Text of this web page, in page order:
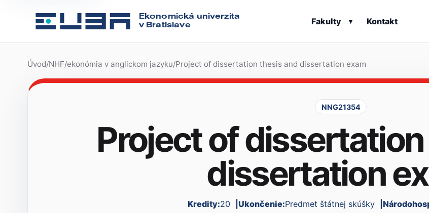
Ekonomická univerzita
v Bratislave
Fakulty ▾ Kontakt
Úvod/NHF/ekonómia v anglickom jazyku/Project of dissertation thesis and dissertation exam
NNG21354
Project of
dissertation
Kredity:20 Ukončenie:Predmet štátnej skúšky